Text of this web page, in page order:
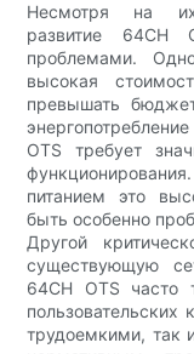
Несмотря на их
развитие 64CH
проблемами.
высокая
превышать
OTS требует
питанием это
быть особенно
Другой
существующую
64CH OTS часто
пользовательских
трудоемкими, так